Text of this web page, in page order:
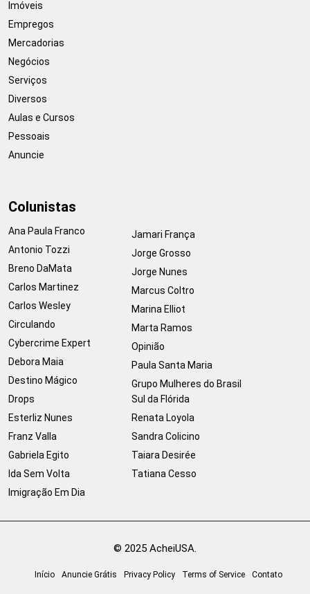
Imóveis
Empregos
Mercadorias
Negócios
Serviços
Diversos
Aulas e Cursos
Pessoais
Anuncie
Colunistas
Ana Paula Franco
Antonio Tozzi
Breno DaMata
Carlos Martinez
Carlos Wesley
Circulando
Cybercrime Expert
Debora Maia
Destino Mágico
Drops
Esterliz Nunes
Franz Valla
Gabriela Egito
Ida Sem Volta
Imigração Em Dia
Jamari França
Jorge Grosso
Jorge Nunes
Marcus Coltro
Marina Elliot
Marta Ramos
Opinião
Paula Santa Maria
Grupo Mulheres do Brasil
Sul da Flórida
Renata Loyola
Sandra Colicino
Taiara Desirée
Tatiana Cesso
© 2025 AcheiUSA.
Início Anuncie Grátis Privacy Policy Terms of Service Contato